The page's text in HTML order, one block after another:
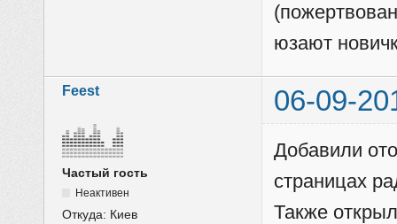
юзают
Feest 06-09-
Частый гость
Неактивен
Откуда: Киев
Добавили
страницах
Также